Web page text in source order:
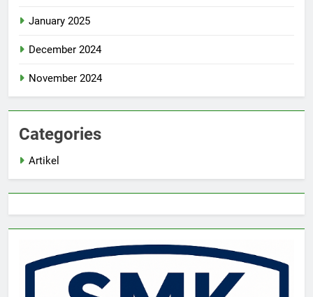
January 2025
December 2024
November 2024
Categories
Artikel